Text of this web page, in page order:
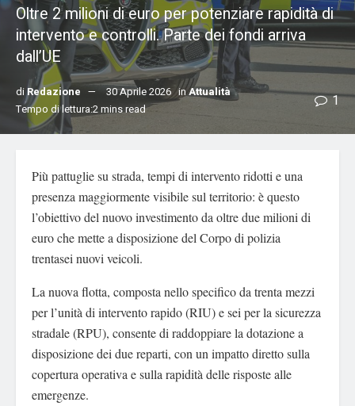
Oltre 2 milioni di euro per potenziare rapidità di
intervento e controlli. Parte dei fondi arriva
dall’UE
diRedazione 30 Aprile 2026 inAttualità
Tempo di lettura:2 mins read
1
Più pattuglie su strada, tempi di intervento ridotti e una
presenza maggiormente visibile sul territorio: è questo
l’obiettivo del nuovo investimento da oltre due milioni di
euro che mette a disposizione del Corpo di polizia
trentasei nuovi veicoli.
La nuova flotta, composta nello specifico da trenta mezzi
per l’unità di intervento rapido (RIU) e sei per la sicurezza
stradale (RPU), consente di raddoppiare la dotazione a
disposizione dei due reparti, con un impatto diretto sulla
copertura operativa e sulla rapidità delle risposte alle
emergenze.